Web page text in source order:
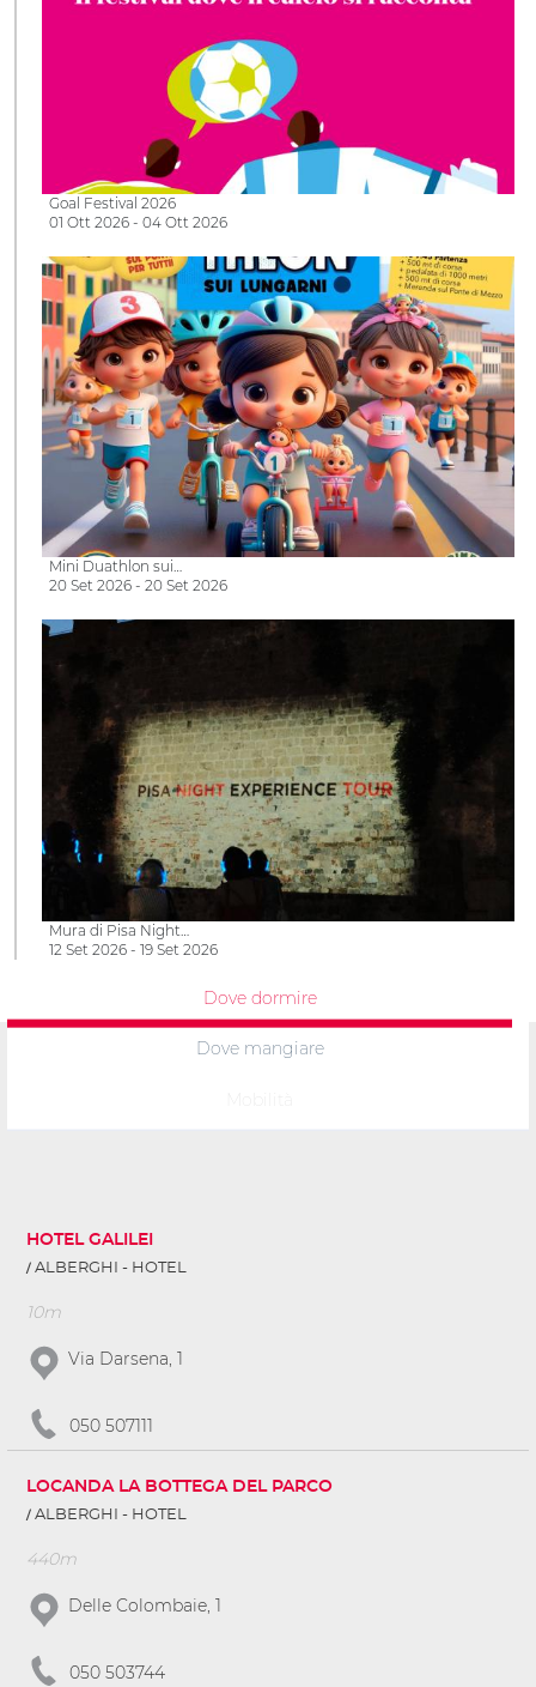
Goal Festival 2026
01 Ott 2026 - 04 Ott 2026
Mini Duathlon sui…
20 Set 2026 - 20 Set 2026
Mura di Pisa Night…
12 Set 2026 - 19 Set 2026
Dove dormire
Dove mangiare
HOTEL GALILEI
ALBERGHI - HOTEL
10m
Via Darsena, 1
050 507111
LOCANDA LA BOTTEGA DEL PARCO
ALBERGHI - HOTEL
440m
Delle Colombaie, 1
050 503744